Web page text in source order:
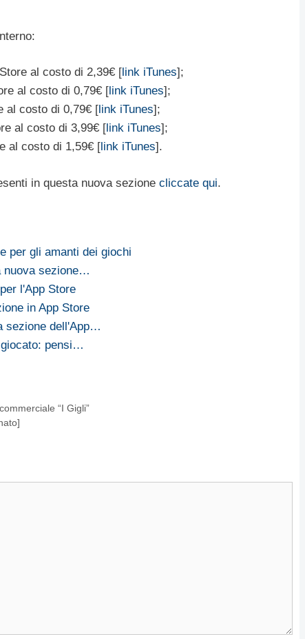
al costo di 2,39€ [link iTunes];
al costo di 0,79€ [link iTunes];
al costo di 0,79€ [link iTunes];
al costo di 3,99€ [link iTunes];
al costo di 1,59€ [link iTunes].
in questa nuova sezione cliccate qui.
per gli amanti dei giochi
nuova sezione…
l'App Store
in App Store
sezione dell'App…
pensi…
“I Gigli”